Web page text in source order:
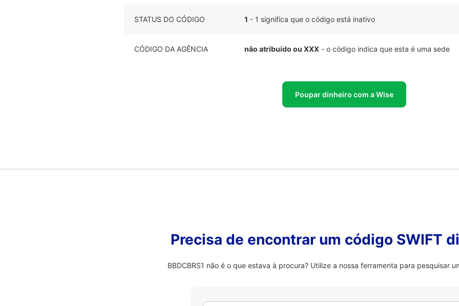
STATUS DO CÓDIGO 1 - 1 significa que o código está inativo
CÓDIGO DA AGÊNCIA não atribuído ou XXX - o código indica que esta é uma sede
Poupar dinheiro com a Wise
Precisa de encontrar um código SWIFT
BBDCBRS1 não é o que estava à procura? Utilize a nossa ferramenta para pesquisar